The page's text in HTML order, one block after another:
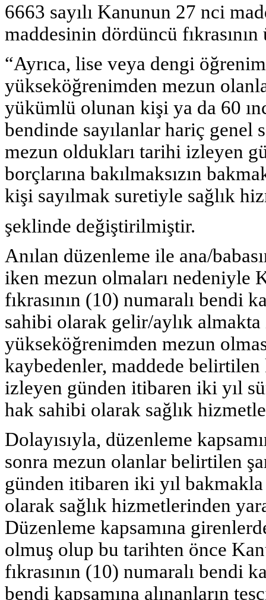
6663 sayılı Kanunun 27 nci
maddesinin dördüncü
“Ayrıca, lise veya dengi
yükseköğrenimden mezun
yükümlü olunan kişi ya da 60
bendinde sayılanlar hariç genel
mezun oldukları tarihi izleyen
borçlarına bakılmaksızın
kişi sayılmak suretiyle sağlık
şeklinde değiştirilmiştir.
Anılan düzenleme ile ana/
iken mezun olmaları nedeniyle
fıkrasının (10) numaralı bendi
sahibi olarak gelir/aylık
yükseköğrenimden mezun
kaybedenler, maddede
izleyen günden itibaren iki yıl
hak sahibi olarak sağlık
Dolayısıyla, düzenleme
sonra mezun olanlar belirtilen
günden itibaren iki yıl
olarak sağlık hizmetlerinden
Düzenleme kapsamına
olmuş olup bu tarihten önce
fıkrasının (10) numaralı bendi
bendi kapsamına alınanların